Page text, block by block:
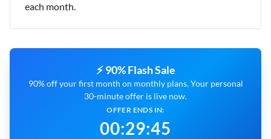
each month.
⚡ 90% Flash Sale
90% off your first month on monthly plans. Your personal
30-minute offer is live now.
OFFER ENDS IN:
00:29:44